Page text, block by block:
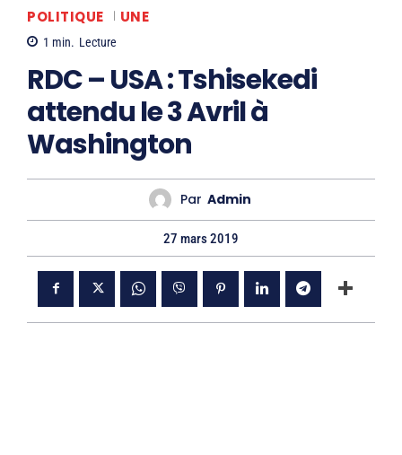
POLITIQUE UNE
1 min. Lecture
RDC – USA : Tshisekedi
attendu le 3 Avril à
Washington
Par Admin
27 mars 2019